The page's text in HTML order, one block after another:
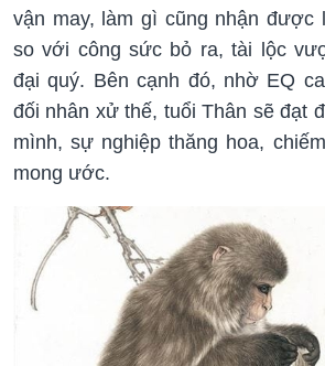
vận may, làm gì cũng nhận được
so với công sức bỏ ra, tài lộc
đại quý. Bên cạnh đó, nhờ EQ
đối nhân xử thế, tuổi Thân sẽ đạt
mình, sự nghiệp thăng hoa,
mong ước.